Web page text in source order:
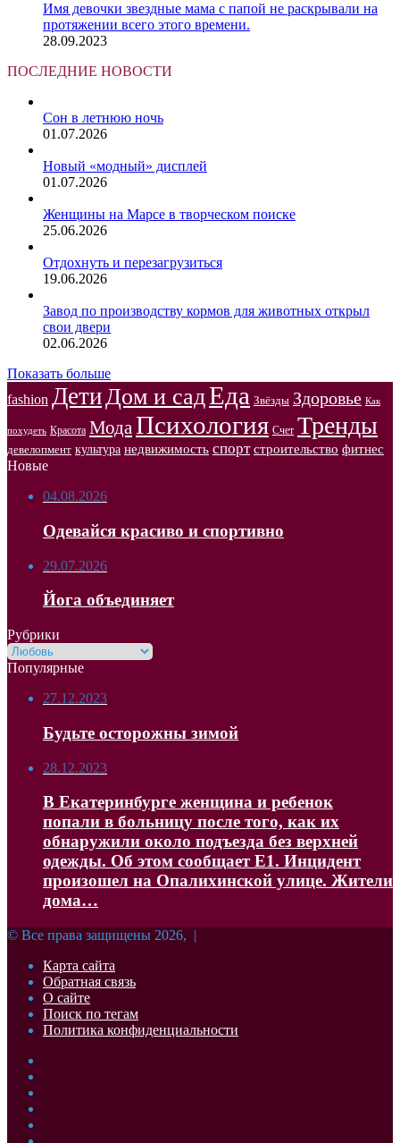
Имя девочки звездные мама с папой не раскрывали на
протяжении всего этого времени.
28.09.2023
ПОСЛЕДНИЕ НОВОСТИ
Сон в летнюю ночь
01.07.2026
Новый «модный» дисплей
01.07.2026
Женщины на Марсе в творческом поиске
25.06.2026
Отдохнуть и перезагрузиться
19.06.2026
Завод по производству кормов для животных открыл
свои двери
02.06.2026
Показать больше
fashion ДетиДом и садЕда Звёзды Здоровье Как
похудеть Красота Мода Психология Счет Тренды
девелопмент культура недвижимость спорт строительство фитнес
Новые
04.08.2026
Одевайся красиво и спортивно
29.07.2026
Йога объединяет
Рубрики
Рубрики
Популярные
27.12.2023
Будьте осторожны зимой
28.12.2023
В Екатеринбурге женщина и ребенок
попали в больницу после того, как их
обнаружили около подъезда без верхней
одежды. Об этом сообщает Е1. Инцидент
произошел на Опалихинской улице. Жители
дома…
© Все права защищены 2026, |
Карта сайта
Обратная связь
О сайте
Поиск по тегам
Политика конфиденциальности